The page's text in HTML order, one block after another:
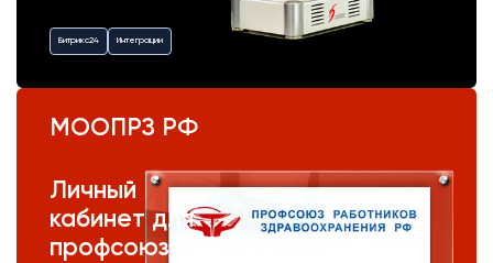
Битрикс24 Интеграции
МООПРЗ РФ
Личный
кабинет для
профсоюза